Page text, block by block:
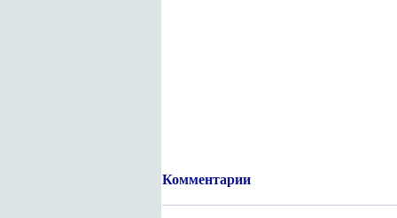
Комментарии